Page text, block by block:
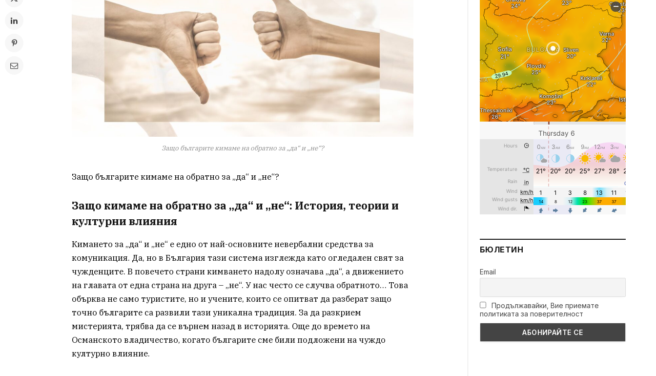
Защо българите кимаме на обратно за „да“ и „не“?
Защо българите кимаме на обратно за „да“ и „не“?
Защо кимаме на обратно за „да“ и „не“: История, теории и
културни влияния
Кимането за „да“ и „не“ е едно от най-основните невербални средства за
комуникация. Да, но в България тази система изглежда като огледален свят за
чужденците. В повечето страни кимването надолу означава „да“, а движението
на главата от една страна на друга – „не“. У нас често се случва обратното… Това
обърква не само туристите, но и учените, които се опитват да разберат защо
точно българите са развили тази уникална традиция. За да разкрием
мистерията, трябва да се върнем назад в историята. Още до времето на
Османското владичество, когато българите сме били подложени на чуждо
културно влияние.
БЮЛЕТИН
Email
Продължавайки, Вие приемате
политиката за поверителност